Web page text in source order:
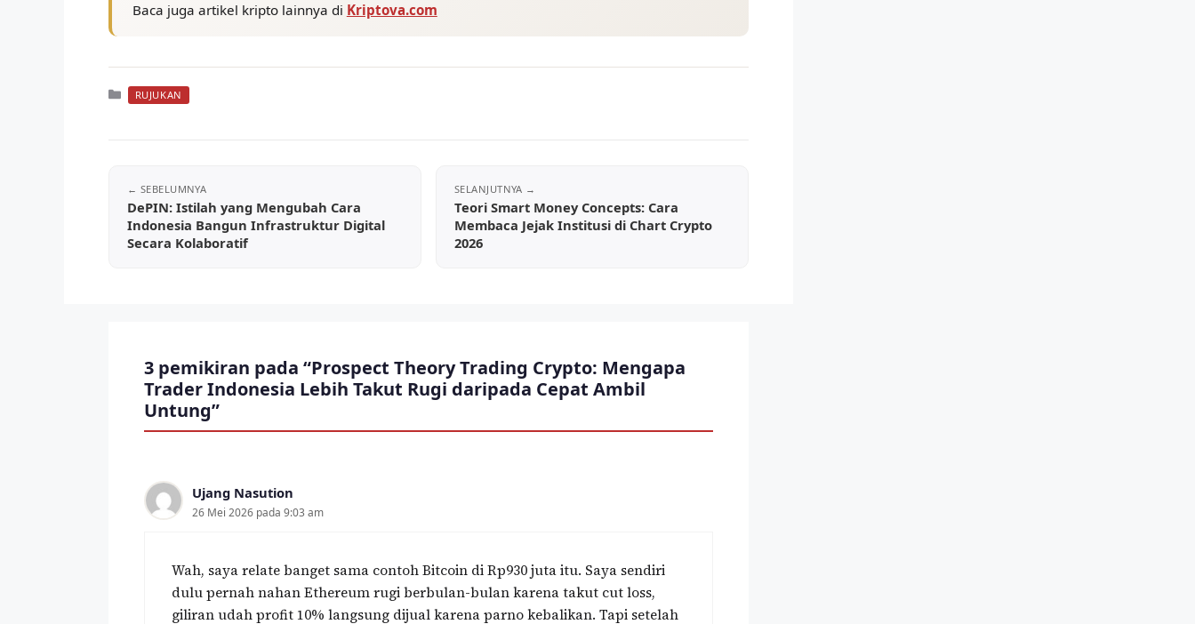
Baca juga artikel kripto lainnya di Kriptova.com
Kategori
RUJUKAN
DePIN: Istilah yang Mengubah Cara
Indonesia Bangun Infrastruktur Digital
Secara Kolaboratif
Teori Smart Money Concepts: Cara
Membaca Jejak Institusi di Chart Crypto
2026
3 pemikiran pada “Prospect Theory Trading Crypto: Mengapa
Trader Indonesia Lebih Takut Rugi daripada Cepat Ambil
Untung”
Ujang Nasution
26 Mei 2026 pada 9:03 am
Wah, saya relate banget sama contoh Bitcoin di Rp930 juta itu. Saya sendiri
dulu pernah nahan Ethereum rugi berbulan-bulan karena takut cut loss,
giliran udah profit 10% langsung dijual karena parno kebalikan. Tapi setelah